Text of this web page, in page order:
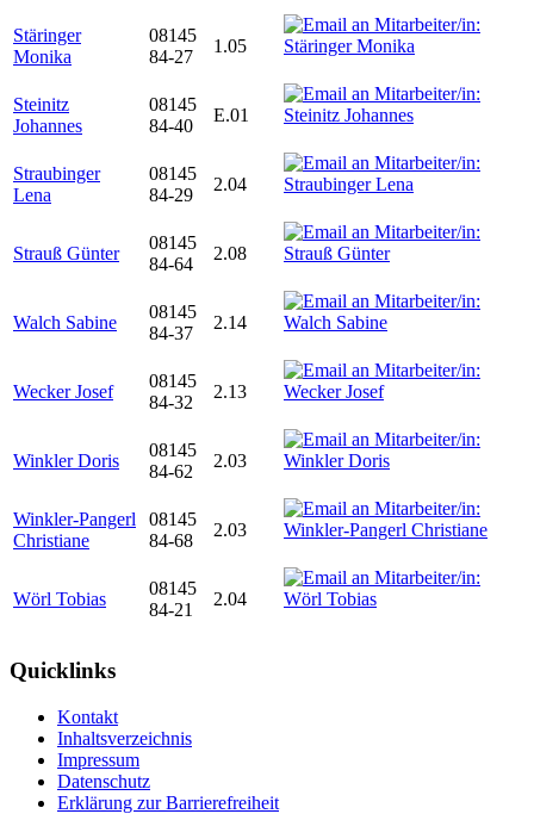
Stäringer
Monika
08145
84-27
1.05
Steinitz
Johannes
08145
84-40
E.01
Straubinger
Lena
08145
84-29
2.04
Strauß Günter
08145
84-64
2.08
Walch Sabine
08145
84-37
2.14
Wecker Josef
08145
84-32
2.13
Winkler Doris
08145
84-62
2.03
Winkler-Pangerl
Christiane
08145
84-68
2.03
Wörl Tobias
08145
84-21
2.04
Quicklinks
Kontakt
Inhaltsverzeichnis
Impressum
Datenschutz
Erklärung zur Barrierefreiheit